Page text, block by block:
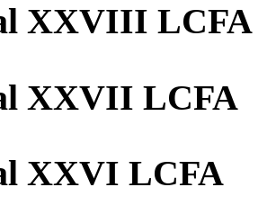
XXVIII LCFA
XXVII LCFA
XXVI LCFA